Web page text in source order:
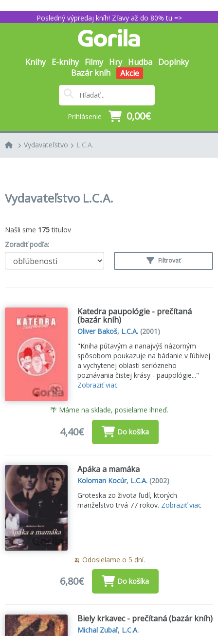
Posledný výpredaj kníh! Zľavy až do 80% tu =>
Knihy E-knihy Filmy Hry Hudba Doplnky
Bazár kníh
Akcie
Prihlásenie 0,00€
Vydavateľstvo L.C.A.
Vydavateľstvo L.C.A.
Našli sme 175titulov
Zoradiť podľa:
Filtrovať
Katedra paupológie - prečítaná
(bazár kníh)
Oliver Bakoš, L.C.A. (2001)
"Kniha pútavým a nanajvýš názorným
spôsobom poukazuje na bádanie v ľúbivej
a vychytenej oblasti seriózneho
poznávania čistej krásy - paupológie..."
Zobraziť viac
🌴 Máme na sklade, posielame ihneď.
4,40€ Do košíka
Apáka a mamáka
Koloman Kocúr, L.C.A. (2002)
Groteska zo života ľudí, ktorých
manželstvo trvá 77 rokov. Zobraziť viac
🍌 Odosielame o 5 dní.
6,80€ Do košíka
Biely krkavec - prečítaná (bazár kníh)
Michal Zubaľ, L.C.A.